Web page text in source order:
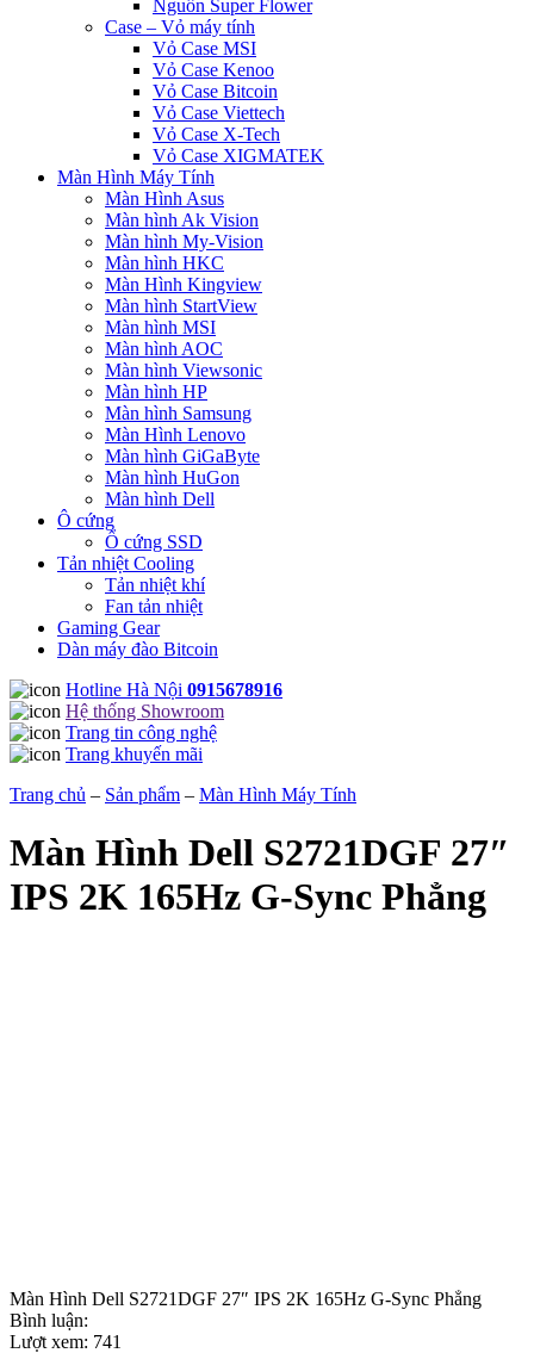
Nguồn Super Flower
Case – Vỏ máy tính
Vỏ Case MSI
Vỏ Case Kenoo
Vỏ Case Bitcoin
Vỏ Case Viettech
Vỏ Case X-Tech
Vỏ Case XIGMATEK
Màn Hình Máy Tính
Màn Hình Asus
Màn hình Ak Vision
Màn hình My-Vision
Màn hình HKC
Màn Hình Kingview
Màn hình StartView
Màn hình MSI
Màn hình AOC
Màn hình Viewsonic
Màn hình HP
Màn hình Samsung
Màn Hình Lenovo
Màn hình GiGaByte
Màn hình HuGon
Màn hình Dell
Ô cứng
Ổ cứng SSD
Tản nhiệt Cooling
Tản nhiệt khí
Fan tản nhiệt
Gaming Gear
Dàn máy đào Bitcoin
Hotline Hà Nội 0915678916
Hệ thống Showroom
Trang tin công nghệ
Trang khuyến mãi
Trang chủ – Sản phẩm – Màn Hình Máy Tính
Màn Hình Dell S2721DGF 27″
IPS 2K 165Hz G-Sync Phẳng
Màn Hình Dell S2721DGF 27″ IPS 2K 165Hz G-Sync Phẳng
Bình luận:
Lượt xem: 741